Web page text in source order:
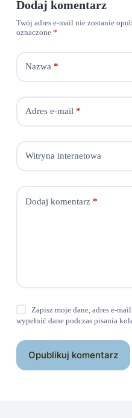
Dodaj komentarz
Twój adres e-mail nie zostanie
oznaczone *
Nazwa*
Adres e-mail*
Witryna internetowa
Dodaj komentarz*
Zapisz moje dane, adres e-
wypełnić dane podczas pisania
Opublikuj komentarz